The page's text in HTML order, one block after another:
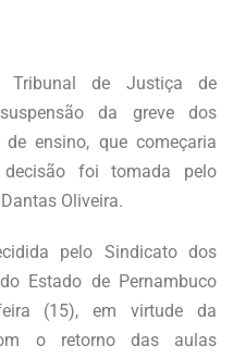
de Justiça de
da greve dos
ensino, que começaria
foi tomada pelo
Oliveira.
pelo Sindicato dos
Estado de Pernambuco
(15), em virtude da
o retorno das aulas